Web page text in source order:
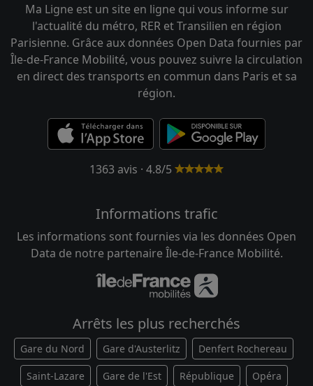
Ma Ligne est un site en ligne qui vous informe sur
l'actualité du métro, RER et Transilien en région
Parisienne. Grâce aux données Open Data fournies par
Île-de-France Mobilité, vous pouvez suivre la circulation
en direct des transports en commun dans Paris et sa
région.
1363 avis · 4.8/5
Informations trafic
Les informations sont fournies via les données Open
Data de notre partenaire Île-de-France Mobilité.
Arrêts les plus recherchés
Gare du Nord Gare d'Austerlitz Denfert Rochereau
Saint-Lazare Gare de l'Est République Opéra